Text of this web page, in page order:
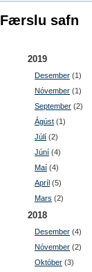
Færslu safn
2019
Desember (1)
Nóvember (1)
September (2)
Ágúst (1)
Júlí (2)
Júní (4)
Maí (4)
Apríl (5)
Mars (2)
2018
Desember (4)
Nóvember (2)
Október (3)